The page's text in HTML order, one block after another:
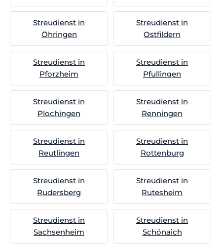
Streudienst in
Öhringen
Streudienst in
Ostfildern
Streudienst in
Pforzheim
Streudienst in
Pfullingen
Streudienst in
Plochingen
Streudienst in
Renningen
Streudienst in
Reutlingen
Streudienst in
Rottenburg
Streudienst in
Rudersberg
Streudienst in
Rutesheim
Streudienst in
Sachsenheim
Streudienst in
Schönaich